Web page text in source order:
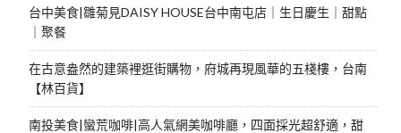
台中美食|雛菊見DAISY HOUSE台中南屯店｜生日慶生｜甜點
｜聚餐
在古意盎然的建築裡逛街購物，府城再現風華的五棧樓，台南
【林百貨】
南投美食|蠻荒咖啡|高人氣網美咖啡廳，四面採光超舒適，甜